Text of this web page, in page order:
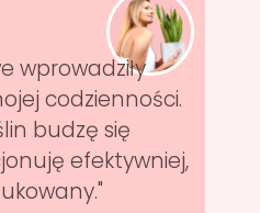
wprowadziły
codzienności.
budzę się
efektywniej,